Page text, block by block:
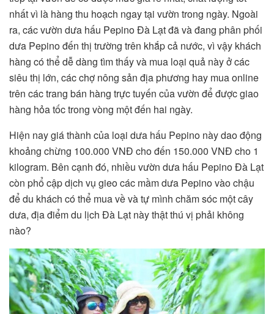
nhất vì là hàng thu hoạch ngay tại vườn trong ngày. Ngoài
ra, các vườn dưa hấu Pepino Đà Lạt đã và đang phân phối
dưa Pepino đến thị trường trên khắp cả nước, vì vậy khách
hàng có thể dễ dàng tìm thấy và mua loại quả này ở các
siêu thị lớn, các chợ nông sản địa phương hay mua online
trên các trang bán hàng trực tuyến của vườn để được giao
hàng hỏa tốc trong vòng một đến hai ngày.
Hiện nay giá thành của loại dưa hấu Pepino này dao động
khoảng chừng 100.000 VNĐ cho đến 150.000 VNĐ cho 1
kilogram. Bên cạnh đó, nhiều vườn dưa hấu Pepino Đà Lạt
còn phổ cập dịch vụ gieo các mầm dưa Pepino vào chậu
để du khách có thể mua về và tự mình chăm sóc một cây
dưa, địa điểm du lịch Đà Lạt này thật thú vị phải không
nào?